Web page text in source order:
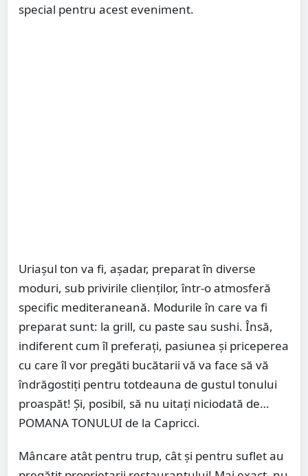
special pentru acest eveniment.
Uriașul ton va fi, așadar, preparat în diverse
moduri, sub privirile clienților, într-o atmosferă
specific mediteraneană. Modurile în care va fi
preparat sunt: la grill, cu paste sau sushi. Însă,
indiferent cum îl preferați, pasiunea și priceperea
cu care îl vor pregăti bucătarii vă va face să vă
îndrăgostiți pentru totdeauna de gustul tonului
proaspăt! Și, posibil, să nu uitați niciodată de…
POMANA TONULUI de la Capricci.
Mâncare atât pentru trup, cât și pentru suflet au